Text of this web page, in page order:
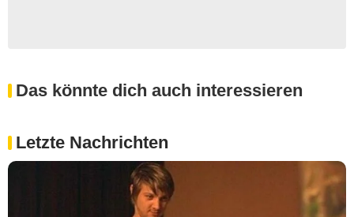
Das könnte dich auch interessieren
Letzte Nachrichten